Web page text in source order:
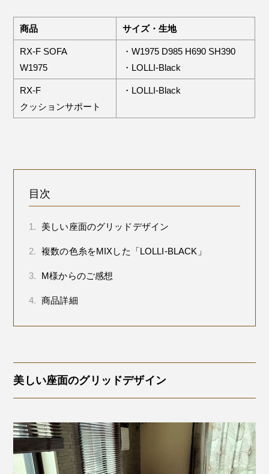
商品 サイズ・生地
RX-F SOFA
W1975
・W1975 D985 H690 SH390
・LOLLI-Black
RX-F
クッションサポート
・LOLLI-Black
目次
1. 美しい座面のグリッドデザイン
2. 複数の色糸をMIXした「LOLLI-BLACK」
3. M様からのご感想
4. 商品詳細
美しい座面のグリッドデザイン